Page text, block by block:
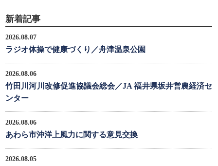
新着記事
2026.08.07
ラジオ体操で健康づくり／舟津温泉公園
2026.08.06
竹田川河川改修促進協議会総会／JA 福井県坂井営農経済セ
ンター
2026.08.06
あわら市沖洋上風力に関する意見交換
2026.08.05